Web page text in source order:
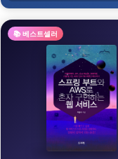
📚 베스트셀러